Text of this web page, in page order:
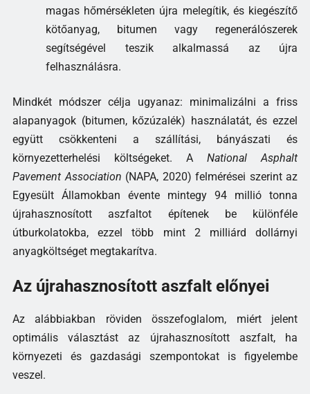
magas hőmérsékleten újra melegítik, és kiegészítő
kötőanyag, bitumen vagy regenerálószerek
segítségével teszik alkalmassá az újra
felhasználásra.
Mindkét módszer célja ugyanaz: minimalizálni a friss
alapanyagok (bitumen, kőzúzalék) használatát, és ezzel
együtt csökkenteni a szállítási, bányászati és
környezetterhelési költségeket. A National Asphalt
Pavement Association (NAPA, 2020) felmérései szerint az
Egyesült Államokban évente mintegy 94 millió tonna
újrahasznosított aszfaltot építenek be különféle
útburkolatokba, ezzel több mint 2 milliárd dollárnyi
anyagköltséget megtakarítva.
Az újrahasznosított aszfalt előnyei
Az alábbiakban röviden összefoglalom, miért jelent
optimális választást az újrahasznosított aszfalt, ha
környezeti és gazdasági szempontokat is figyelembe
veszel.